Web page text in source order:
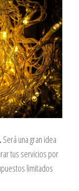
Será una gran idea
tus servicios por
limitados